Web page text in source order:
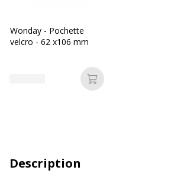
Wonday - Pochette
velcro - 62 x106 mm
Ajouter au panier
Description